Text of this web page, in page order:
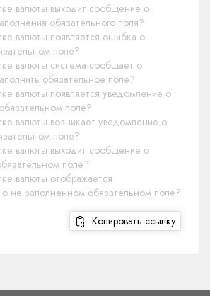
валюты выходит сообщение о
обязательного поля?
валюты появляется ошибка о
поле?
валюты система сообщает о
обязательное поле?
валюты появляется уведомление о
поле?
валюты возникает уведомление о
поле?
валюты выходит сообщение о
поле?
валюты отображается
не заполненном обязательном поле?
Копировать ссылку